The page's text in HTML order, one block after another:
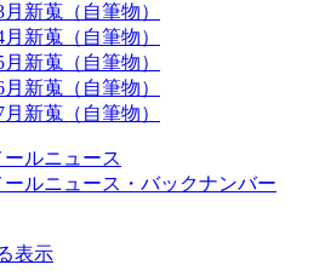
月新蒐（自筆物）
月新蒐（自筆物）
月新蒐（自筆物）
月新蒐（自筆物）
月新蒐（自筆物）
ルニュース
ルニュース・バックナンバー
表示